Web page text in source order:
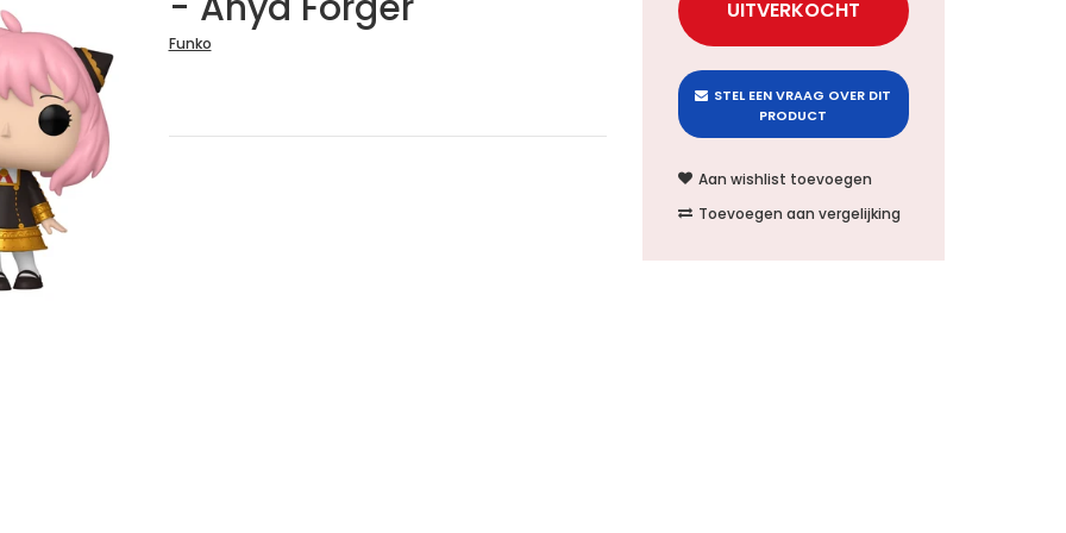
Funko
STEL EEN VRAAG OVER DIT
PRODUCT
Aan wishlist toevoegen
Toevoegen aan vergelijking